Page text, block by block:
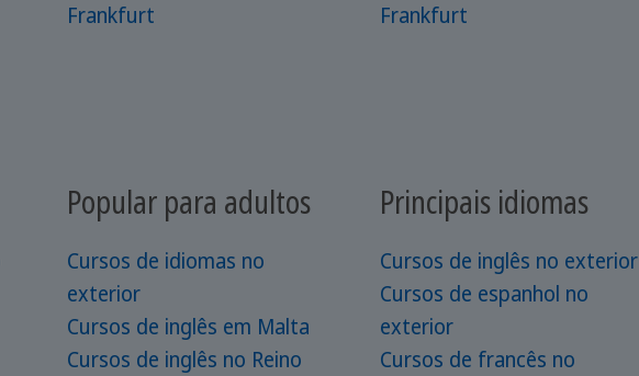
Frankfurt
Frankfurt
Popular para adultos
Cursos de idiomas no
exterior
Cursos de inglês em Malta
Cursos de inglês no Reino
Principais idiomas
Cursos de inglês no exterior
Cursos de espanhol no
exterior
Cursos de francês no